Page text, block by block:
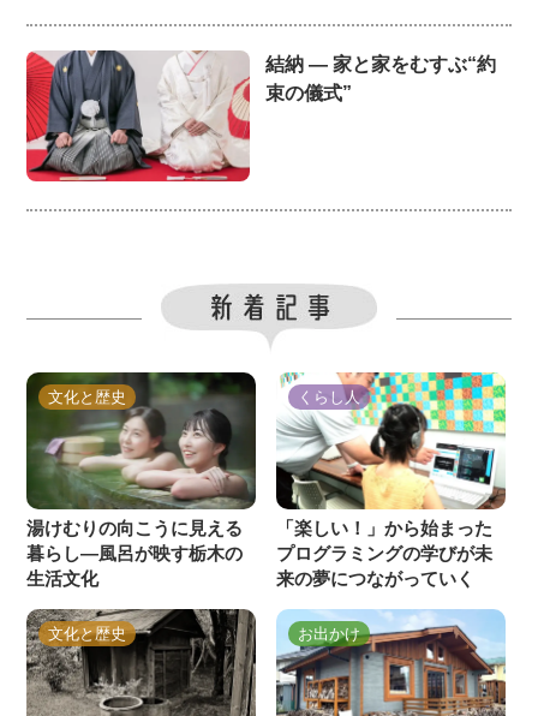
結納 ― 家と家をむすぶ“約
束の儀式”
文化と歴史
湯けむりの向こうに見える
暮らし―風呂が映す栃木の
生活文化
くらし人
「楽しい！」から始まった
プログラミングの学びが未
来の夢につながっていく
文化と歴史 お出かけ